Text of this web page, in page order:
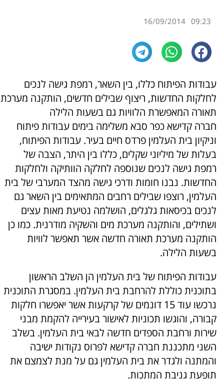
09:23
16/09/2014
עבודות הפיתוח כללו, בין השאר, רמפת גישה לנכים
לחלקות החדשות, ריצוף שבילים חדשים, הותקנה מערכת
תאורה המאפשרת הלוויות גם בשעות הלילה
חברה קדישא כפר סבא משלימה בימים עבודות פיתוח
וניקיון בית העלמין פרדס חיים בעיר. עבודות הפיתוח,
בעלות של מיליוני שקלים, כללו בין היתר, הצבה של
רמפת גישה לנכים שנוספה לחלקה הוותיקה ולחלקות
החדשות. נבנו חומות ודרכי גישה מהצד המערבי של בית
העלמין, רוצפו שבילים רחבים המתאימים בין השאר גם
לנכים בכיסאות גלגלים, הושלמה נטיעת מאות עצים
ושתילים, והותקנה מערכת מים והשקיה מודרנית. כמו כן
הותקנה מערכת תאורה חדשה אשר תאפשר לוויות
בשעות הלילה.
עבודות הפיתוח של בית העלמין הן השלב הראשון
בתוכנית כוללת להרחבת בית העלמין. במסגרת התוכנית
נרכשו עוד 15 דונמים של קרקעות אשר יאפשרו חלקות
קבורה, והוגשו תכוניות לאישור בעירייה להקמת מבני
שירות ורחבת הספדים חדשה לבאי בית העלמין. בשלב
השני מתכננת חברה קדישא לפרוס נקודות ישיבה
והמתנה ולגדר את בית העלמין גם על מנת לצמצם את
תופעת גניבת המתכות.